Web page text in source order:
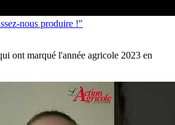
nous produire !"
ont marqué l'année agricole 2023 en